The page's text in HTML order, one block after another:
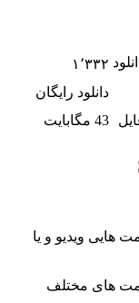
دانلود رایگان
ویدیو و یا
مختلف